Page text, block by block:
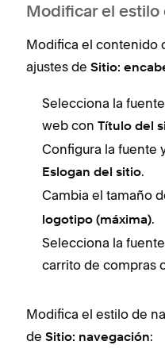
Modificar el estilo
Modifica el contenido
ajustes de Sitio:
Selecciona la
web con Título del
Configura la fuente
Eslogan del sitio.
Cambia el tamaño
logotipo (máxima).
Selecciona la
carrito de compras
Modifica el estilo de
de Sitio: navegación: